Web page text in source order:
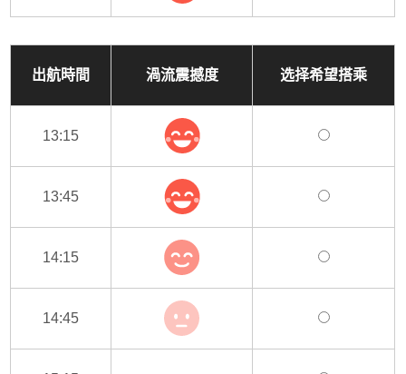
出航時間 渦流震撼度 选择希望搭乘
13:15
13:45
14:15
14:45